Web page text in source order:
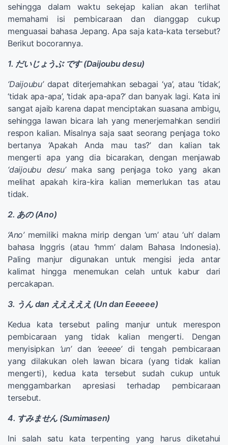
sehingga dalam waktu sekejap kalian akan terlihat
memahami isi pembicaraan dan dianggap cukup
menguasai bahasa Jepang. Apa saja kata-kata tersebut?
Berikut bocorannya.
1. だいじょうぶ です (Daijoubu desu)
‘Daijoubu’dapat diterjemahkan sebagai ‘ya’, atau ‘tidak’,
‘tidak apa-apa’, ‘tidak apa-apa?’ dan banyak lagi. Kata ini
sangat ajaib karena dapat menciptakan suasana ambigu,
sehingga lawan bicara lah yang menerjemahkan sendiri
respon kalian. Misalnya saja saat seorang penjaga toko
bertanya ‘Apakah Anda mau tas?’ dan kalian tak
mengerti apa yang dia bicarakan, dengan menjawab
‘daijoubu desu’maka sang penjaga toko yang akan
melihat apakah kira-kira kalian memerlukan tas atau
tidak.
2. あの (Ano)
‘Ano’memiliki makna mirip dengan ‘um’ atau ‘uh’ dalam
bahasa Inggris (atau ‘hmm’ dalam Bahasa Indonesia).
Paling manjur digunakan untuk mengisi jeda antar
kalimat hingga menemukan celah untuk kabur dari
percakapan.
3. うん dan えええええ (Un dan Eeeeee)
Kedua kata tersebut paling manjur untuk merespon
pembicaraan yang tidak kalian mengerti. Dengan
menyisipkan ‘un’dan ‘eeeee’di tengah pembicaraan
yang dilakukan oleh lawan bicara (yang tidak kalian
mengerti), kedua kata tersebut sudah cukup untuk
menggambarkan apresiasi terhadap pembicaraan
tersebut.
4. すみません (Sumimasen)
Ini salah satu kata terpenting yang harus diketahui